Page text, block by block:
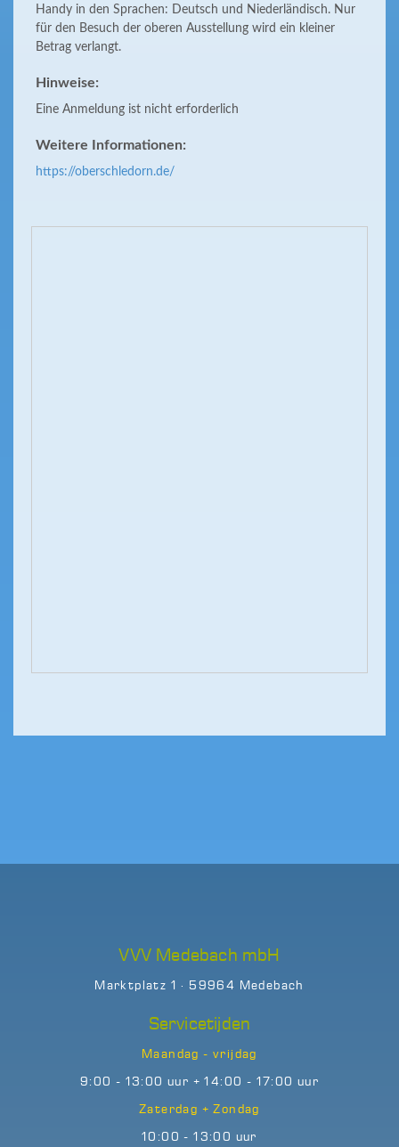
Handy in den Sprachen: Deutsch und Niederländisch. Nur
für den Besuch der oberen Ausstellung wird ein kleiner
Betrag verlangt.
Hinweise:
Eine Anmeldung ist nicht erforderlich
Weitere Informationen:
https://oberschledorn.de/
VVV Medebach mbH
Marktplatz 1 · 59964 Medebach
Servicetijden
Maandag - vrijdag
9:00 - 13:00 uur + 14:00 - 17:00 uur
Zaterdag + Zondag
10:00 - 13:00 uur